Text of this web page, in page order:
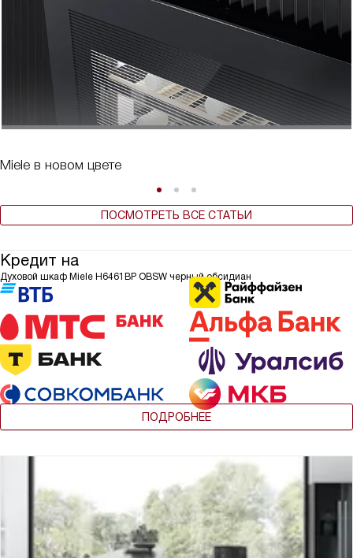
Miele в новом цвете
ПОСМОТРЕТЬ ВСЕ СТАТЬИ
Кредит на
Духовой шкаф Miele H6461BP OBSW черный обсидиан
ПОДРОБНЕЕ